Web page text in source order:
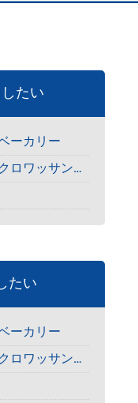
たい
ーカリー
ン・デニッシュ）
たい
ーカリー
ン・デニッシュ）